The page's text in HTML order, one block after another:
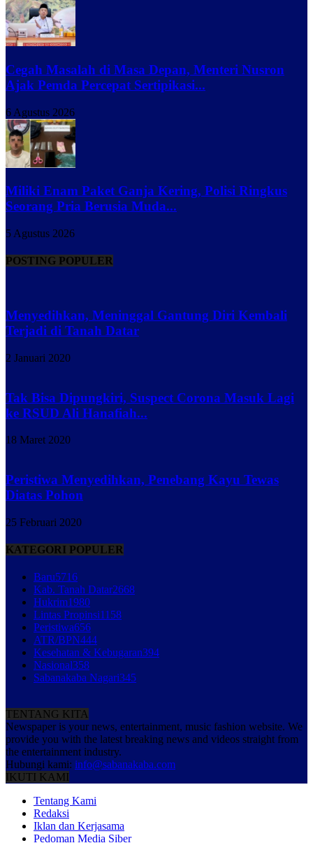
Cegah Masalah di Masa Depan, Menteri Nusron
Ajak Pemda Percepat Sertipikasi...
6 Agustus 2026
Miliki Enam Paket Ganja Kering, Polisi Ringkus
Seorang Pria Berusia Muda...
5 Agustus 2026
POSTING POPULER
Menyedihkan, Meninggal Gantung Diri Kembali
Terjadi di Tanah Datar
2 Januari 2020
Tak Bisa Dipungkiri, Suspect Corona Masuk Lagi
ke RSUD Ali Hanafiah...
18 Maret 2020
Peristiwa Menyedihkan, Penebang Kayu Tewas
Diatas Pohon
25 Februari 2020
KATEGORI POPULER
Baru5716
Kab. Tanah Datar2668
Hukrim1980
Lintas Propinsi1158
Peristiwa656
ATR/BPN444
Kesehatan & Kebugaran394
Nasional358
Sabanakaba Nagari345
TENTANG KITA
Newspaper is your news, entertainment, music fashion website. We
provide you with the latest breaking news and videos straight from
the entertainment industry.
Hubungi kami: info@sabanakaba.com
IKUTI KAMI
Tentang Kami
Redaksi
Iklan dan Kerjasama
Pedoman Media Siber